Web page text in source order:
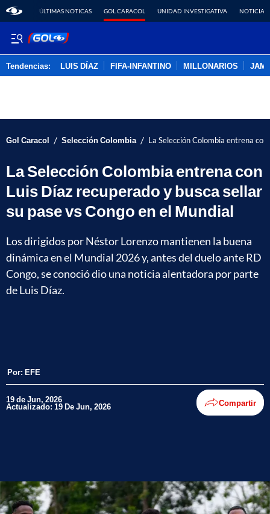
ÚLTIMAS NOTICAS GOL CARACOL UNIDAD INVESTIGATIVA NOTICIAS
Tendencias: LUIS DÍAZ FIFA-INFANTINO MILLONARIOS
Gol Caracol / Selección Colombia / La Selección Colombia entrena
La Selección Colombia entrena con
Luis Díaz recuperado y busca sellar
su pase vs Congo en el Mundial
Los dirigidos por Néstor Lorenzo mantienen la buena
dinámica en el Mundial 2026 y, antes del duelo ante RD
Congo, se conoció dio una noticia alentadora por parte
de Luis Díaz.
Por: EFE
19 de Jun, 2026
Actualizado: 19 De Jun, 2026 Compartir